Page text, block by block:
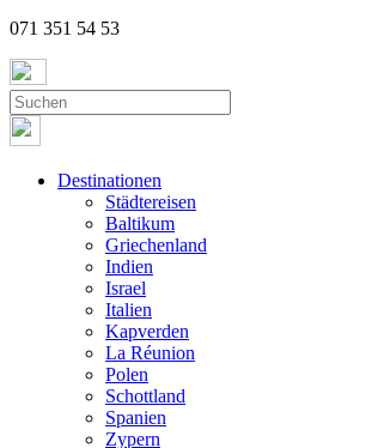
071 351 54 53
Destinationen
Städtereisen
Baltikum
Griechenland
Indien
Israel
Italien
Kapverden
La Réunion
Polen
Schottland
Spanien
Zypern